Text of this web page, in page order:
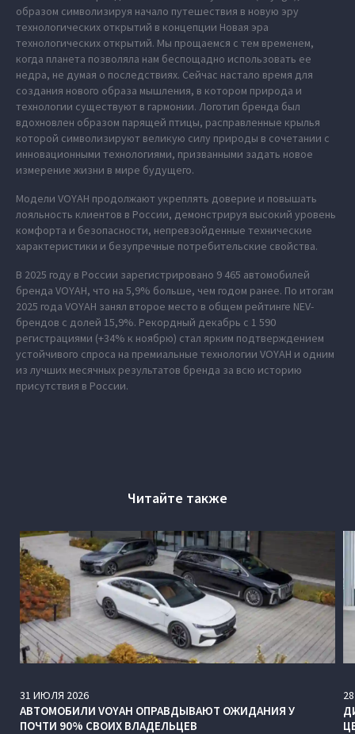
образом символизируя начало путешествия в новую эру
технологических открытий в концепции Новая эра
технологических открытий. Мы прощаемся с тем временем,
когда планета позволяла нам беспощадно использовать ее
недра, не думая о последствиях. Сейчас настало время для
создания нового образа мышления, в котором природа и
технологии существуют в гармонии. Логотип бренда был
вдохновлен образом парящей птицы, расправленные крылья
которой символизируют великую силу природы в сочетании с
инновационными технологиями, призванными задать новое
измерение жизни в мире будущего.
Модели VOYAH продолжают укреплять доверие и повышать
лояльность клиентов в России, демонстрируя высокий уровень
комфорта и безопасности, непревзойденные технические
характеристики и безупречные потребительские свойства.
В 2025 году в России зарегистрировано 9 465 автомобилей
бренда VOYAH, что на 5,9% больше, чем годом ранее. По итогам
2025 года VOYAH занял второе место в общем рейтинге NEV-
брендов с долей 15,9%. Рекордный декабрь с 1 590
регистрациями (+34% к ноябрю) стал ярким подтверждением
устойчивого спроса на премиальные технологии VOYAH и одним
из лучших месячных результатов бренда за всю историю
присутствия в России.
Читайте также
31 ИЮЛЯ 2026
АВТОМОБИЛИ VOYAH ОПРАВДЫВАЮТ ОЖИДАНИЯ У
ПОЧТИ 90% СВОИХ ВЛАДЕЛЬЦЕВ
28